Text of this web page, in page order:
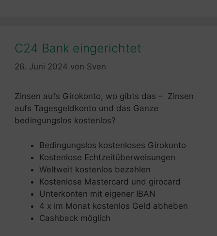
C24 Bank eingerichtet
26. Juni 2024 von Sven
Zinsen aufs Girokonto, wo gibts das – Zinsen
aufs Tagesgeldkonto und das Ganze
bedingungslos kostenlos?
Bedingungslos kostenloses Girokonto
Kostenlose Echtzeitüberweisungen
Weltweit kostenlos bezahlen
Kostenlose Mastercard und girocard
Unterkonten mit eigener IBAN
4 x im Monat kostenlos Geld abheben
Cashback möglich